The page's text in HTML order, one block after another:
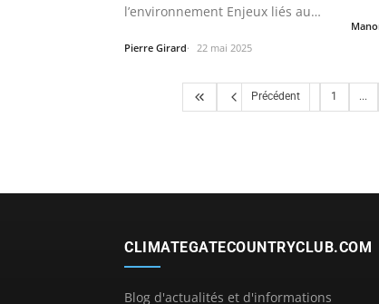
l’environnement Enjeux liés au…
Pierre Girard 22 mai 2025
Précédent 1 ...
CLIMATEGATECOUNTRYCLUB.COM
Blog d'actualités et d'informations